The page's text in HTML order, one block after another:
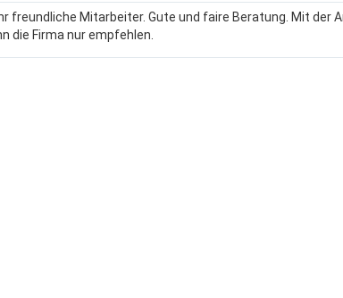
freundliche Mitarbeiter. Gute und faire Beratung. Mit der
die Firma nur empfehlen.